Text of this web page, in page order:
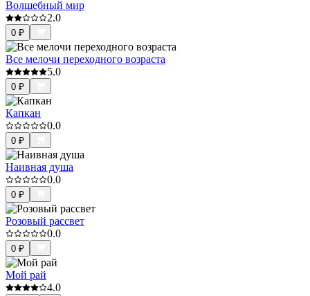
Волшебный мир
2.0
0 ₽
Все мелочи переходного возраста
5.0
0 ₽
Капкан
0.0
0 ₽
Наивная душа
0.0
0 ₽
Розовый рассвет
0.0
0 ₽
Мой рай
4.0